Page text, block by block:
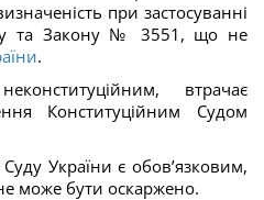
при застосуванні
та Закону № 3551, що не
.
втрачає
Конституційним Судом
України є обов’язковим,
може бути оскаржено.